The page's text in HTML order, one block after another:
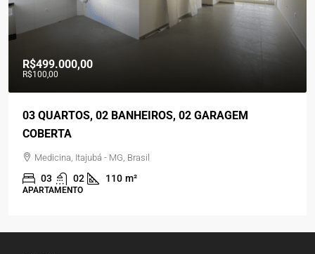
R$560.000,00
03 QUARTOS, 02 BANHEIROS, ÁREA GOURMET, 02
VAGAS DE GARAGENS
Residencial Jardim Panorama, Piranguinho - MG, Brasil
03 02 150 m²
CASA